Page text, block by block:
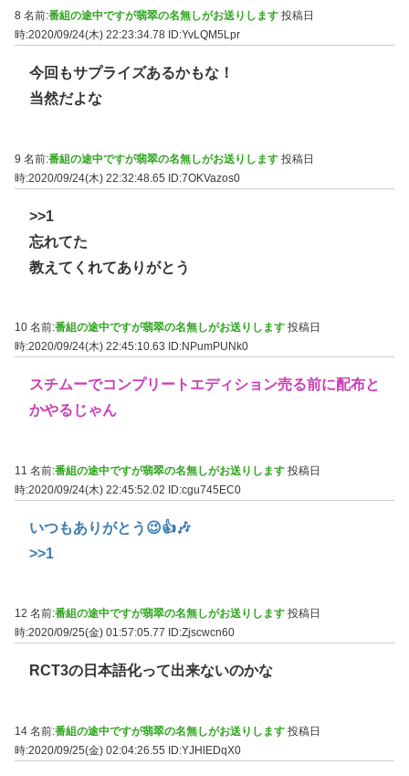
8 名前:番組の途中ですが翡翠の名無しがお送りします 投稿日
時:2020/09/24(木) 22:23:34.78 ID:YvLQM5Lpr
今回もサプライズあるかもな！
当然だよな
9 名前:番組の途中ですが翡翠の名無しがお送りします 投稿日
時:2020/09/24(木) 22:32:48.65 ID:7OKVazos0
>>1
忘れてた
教えてくれてありがとう
10 名前:番組の途中ですが翡翠の名無しがお送りします 投稿日
時:2020/09/24(木) 22:45:10.63
ID:NPumPUNk0
スチムーでコンプリートエディション売る前に配布と
かやるじゃん
11 名前:番組の途中ですが翡翠の名無しがお送りします 投稿日
時:2020/09/24(木) 22:45:52.02 ID:cgu745EC0
いつもありがとう😉👍🎶
>>1
12 名前:番組の途中ですが翡翠の名無しがお送りします 投稿日
時:2020/09/25(金) 01:57:05.77
ID:Zjscwcn60
RCT3の日本語化って出来ないのかな
14 名前:番組の途中ですが翡翠の名無しがお送りします 投稿日
時:2020/09/25(金) 02:04:26.55
ID:YJHlEDqX0